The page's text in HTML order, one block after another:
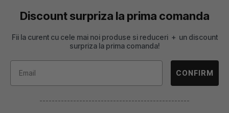
Discount surpriza la prima comanda
Fii la curent cu cele mai noi produse si reduceri + un discount
surpriza la prima comanda!
CONFIRM
-------------------------------------------------